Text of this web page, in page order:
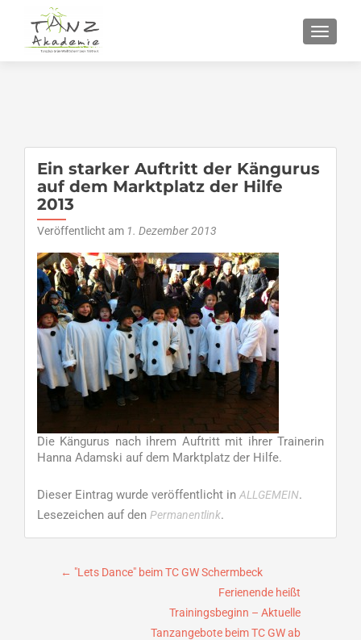
Ein starker Auftritt der Kängurus
auf dem Marktplatz der Hilfe
2013
Veröffentlicht am 1. Dezember 2013
Die Kängurus nach ihrem Auftritt mit ihrer Trainerin
Hanna Adamski auf dem Marktplatz der Hilfe.
Dieser Eintrag wurde veröffentlicht in ALLGEMEIN.
Lesezeichen auf den Permanentlink.
Beitragsnavigation
← "Lets Dance" beim TC GW Schermbeck
Ferienende heißt
Trainingsbeginn – Aktuelle
Tanzangebote beim TC GW ab